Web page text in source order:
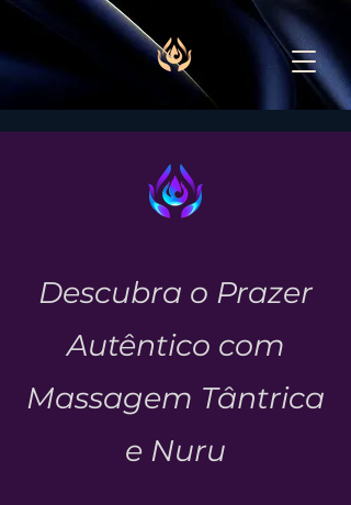
Descubra o Prazer
Autêntico com
Massagem Tântrica
e Nuru